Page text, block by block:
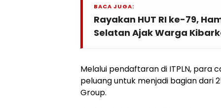
BACA JUGA:
Rayakan HUT RI ke-79,
Selatan Ajak Warga
Melalui pendaftaran di ITPLN, para
peluang untuk menjadi bagian dari
Group.